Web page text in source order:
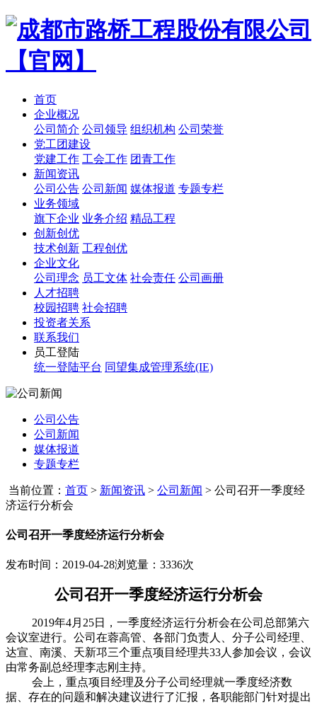
首页
企业概况
公司简介 公司领导 组织机构 公司荣誉
党工团建设
党建工作 工会工作 团青工作
新闻资讯
公司公告 公司新闻 媒体报道 专题专栏
业务领域
旗下企业 业务介绍 精品工程
创新创优
技术创新 工程创优
企业文化
公司理念 员工文体 社会责任 公司画册
人才招聘
校园招聘 社会招聘
投资者关系
联系我们
员工登陆
统一登陆平台 同望集成管理系统(IE)
公司公告
公司新闻
媒体报道
专题专栏
当前位置： 首页 > 新闻资讯 > 公司新闻 > 公司召开一季度经
济运行分析会
公司召开一季度经济运行分析会
发布时间：2019-04-28浏览量：3336次
公司召开一季度经济运行分析会
2019年4月25日，一季度经济运行分析会在公司总部第六
会议室进行。公司在蓉高管、各部门负责人、分子公司经理、
达宣、南溪、天新邛三个重点项目经理共33人参加会议，会议
由常务副总经理李志刚主持。
会上，重点项目经理及分子公司经理就一季度经济数
据、存在的问题和解决建议进行了汇报，各职能部门针对提出